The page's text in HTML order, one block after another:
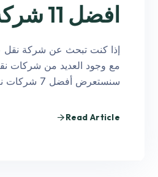
افضل 11 شركة نقل عفش من جازان الى الرياض
إذا كنت تبحث عن شركة نقل
مع وجود العديد من شركات
سنستعرض أفضل 7 شركات نقل عفش من جازان الى الرياض، مع …
Read Article